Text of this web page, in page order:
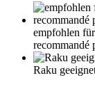
empfohlen
recommandé
Raku